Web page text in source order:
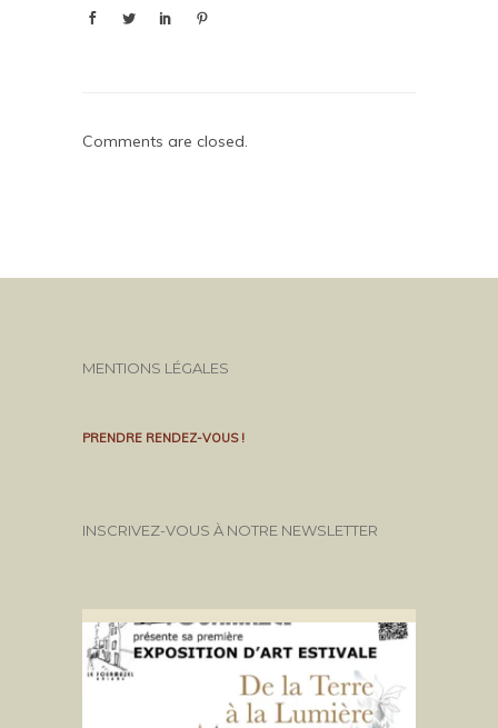
Comments are closed.
MENTIONS LÉGALES
PRENDRE RENDEZ-VOUS !
INSCRIVEZ-VOUS À NOTRE NEWSLETTER